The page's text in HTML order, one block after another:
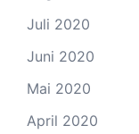
Juli 2020
Juni 2020
Mai 2020
April 2020